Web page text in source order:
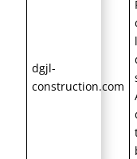
dgjl-
construction.com